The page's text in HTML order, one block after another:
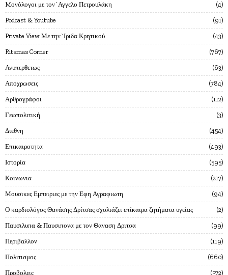
Mονόλογοι με τον`Αγγελο Πετρουλάκη 4
Podcast & Youtube 91
Private View Με την`Ιριδα Κρητικού 43
Ritsmas Corner 767
Ανυπερθετως 63
Αποχρωσεις 784
Αρθρογράφοι 112
Γεωπολιτική 3
Διεθνη 454
Επικαιροτητα 493
Ιστορία 595
Κοινωνια 217
Μουσικες Εμπειριες με την Εφη Αγραφιωτη 94
Ο καρδιολόγος Θανάσης Δρίτσας σχολιάζει επίκαιρα ζητήματα υγείας 2
Παυσιλυπα & Παυσιπονα με τον Θαναση Δριτσα 99
Περιβαλλον 119
Πολιτισμος 660
Προβολεις 572